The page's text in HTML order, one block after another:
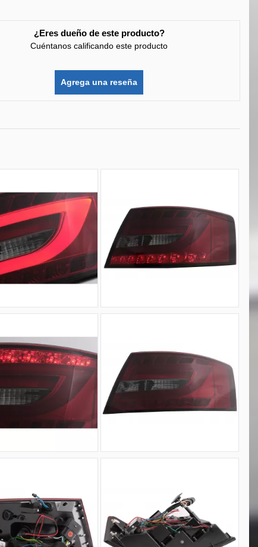
¿Eres dueño de este producto?
Cuéntanos calificando este producto
Agrega una reseña